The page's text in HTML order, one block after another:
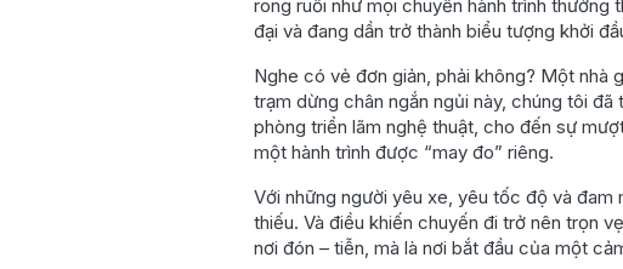
2. Làm thủ tục nhanh -
2.1 Check-in tự
động
2.2 Tự gửi hành lý
2.3 Qua cổng an
ninh bằng sinh trắc
học – Chạm mặt là
rong ruổi như mọi chuyến hành trình thường
đại và đang dần trở thành biểu tượng khởi
Nghe có vẻ đơn giản, phải không? Một nhà
trạm dừng chân ngắn ngủi này, chúng tôi
phòng triển lãm nghệ thuật, cho đến sự
một hành trình được “may đo” riêng.
Với những người yêu xe, yêu tốc độ và
thiếu. Và điều khiến chuyến đi trở nên trọn
nơi đón – tiễn, mà là nơi bắt đầu của một